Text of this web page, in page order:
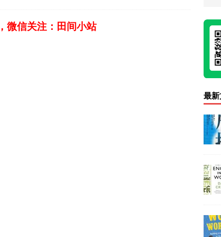
微信关注：田间小站
最